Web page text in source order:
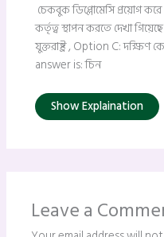
চেকবুক ডিপ্লোমেসি প্রয়োগ
কর্তৃত্ব স্থাপন করতে দেখা
যুক্তরাষ্ট্র , Option C:
answer is: চিন
Show Explaination
Leave a